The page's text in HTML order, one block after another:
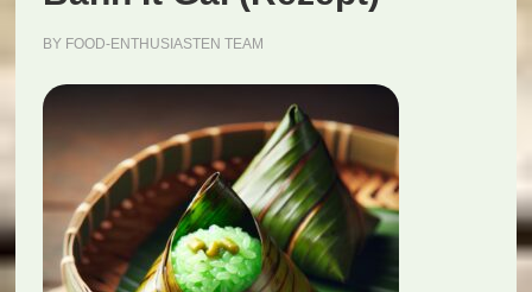
BY FOOD-ENTHUSIASTEN TEAM